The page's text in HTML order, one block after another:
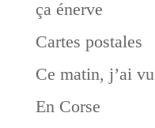
ça énerve
Cartes postales
Ce matin, j’ai vu
En Corse